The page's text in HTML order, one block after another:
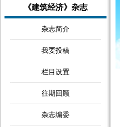
《建筑经济》杂志
杂志简介
我要投稿
栏目设置
往期回顾
杂志编委